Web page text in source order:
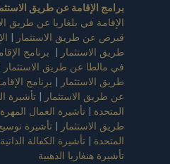
برامج الإقامة عن طريق
الإقامة في بلغاريا عن طريق
قبرص عن طريق الاستثمار |
طريق الاستثمار | برنامج
في مالطا عن طريق الاستثمار
طريق الاستثمار | برنامج
عن طريق الاستثمار | تأشيرة
المتحدة | تأشيرة العمال
طريق الاستثمار | تأشيرة
المتحدة | تأشيرة الكفالة
تأشيرة هنغاريا الذهبية